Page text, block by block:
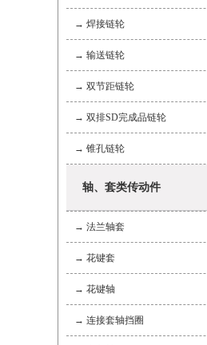
→ 焊接链轮
→ 输送链轮
→ 双节距链轮
→ 双排SD完成品链轮
→ 锥孔链轮
轴、套类传动件
→ 法兰轴套
→ 花键套
→ 花键轴
→ 连接套轴挡圈